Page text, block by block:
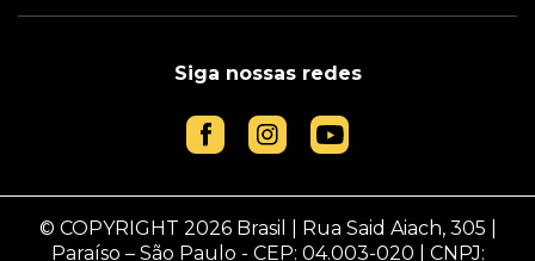
Siga nossas redes
© COPYRIGHT 2026 Brasil | Rua Said Aiach, 305 |
Paraíso – São Paulo - CEP: 04.003-020 | CNPJ: